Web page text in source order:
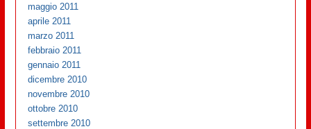
maggio 2011
aprile 2011
marzo 2011
febbraio 2011
gennaio 2011
dicembre 2010
novembre 2010
ottobre 2010
settembre 2010